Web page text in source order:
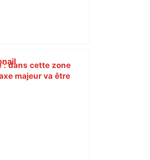
: dans cette zone
majeur va être